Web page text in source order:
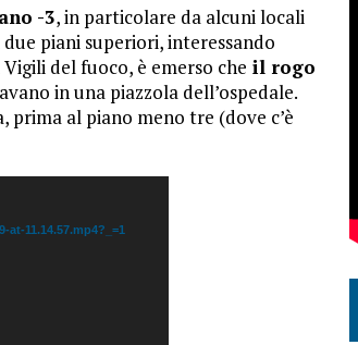
-3, in particolare da alcuni locali
piani superiori, interessando
del fuoco, è emerso che il rogo
in una piazzola dell’ospedale.
al piano meno tre (dove c’è
11.14.57.mp4?_=1